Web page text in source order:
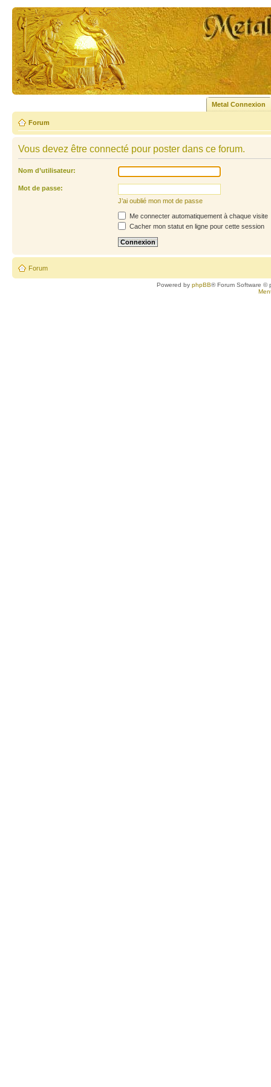
Metal Connexion
Forum
Vous devez être connecté pour poster dans ce forum.
Nom d’utilisateur:
Mot de passe:
J’ai oublié mon mot de passe
Me connecter automatiquement à chaque visite
Cacher mon statut en ligne pour cette session
Forum
Powered byphpBB® Forum Software ©